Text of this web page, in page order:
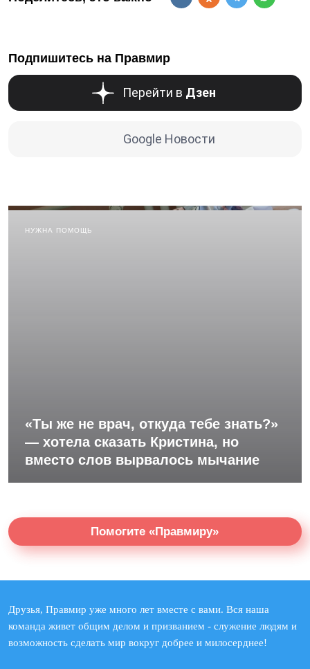
Подпишитесь на Правмир
Перейти в Дзен
Google Новости
НУЖНА ПОМОЩЬ
«Ты же не врач, откуда тебе знать?»
— хотела сказать Кристина, но
вместо слов вырвалось мычание
Помогите «Правмиру»
Друзья, Правмир уже много лет вместе с вами. Вся наша
команда живет общим делом и призванием - служение людям и
возможность сделать мир вокруг добрее и милосерднее!